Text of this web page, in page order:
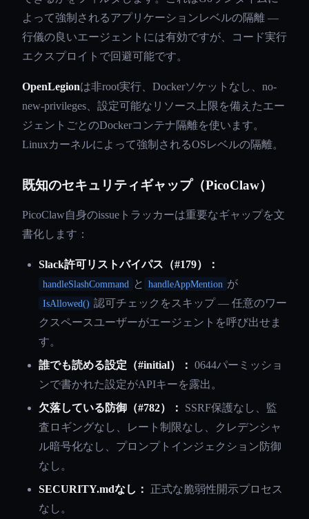
よって強制されるアプリケーションレベルの隔離 —
行儀の良いエージェントには有効ですが、コード実行
エクスプロイトで回避可能です。
OpenLegionは非root実行、Dockerソケットなし、no-
new-privileges、設定可能なリソース上限を備えたエー
ジェントごとのDockerコンテナ隔離を使います。
Linuxカーネルによって強制されるOSレベルの隔離。
既知のセキュリティギャップ（PicoClaw）
PicoClaw自身のissueトラッカーは重要なギャップを文
書化します：
Slack許可リストバイパス（#179）：
handleSlashCommand と handleAppMention が
IsAllowed() 認可チェックをスキップ — 任意のワー
クスペースユーザーがエージェントを呼び出せま
す。
誰でも読める設定（#initial）： 0644パーミッショ
ンで書かれた設定がAPIキーを露出。
欠落している防御（#782）：
SSRF保護なし、監
査ロギングなし、レート制限なし、クレデンシャ
ル暗号化なし、プロンプトインジェクション防御
なし。
SECURITY.mdなし：
正式な脆弱性開示プロセス
なし。